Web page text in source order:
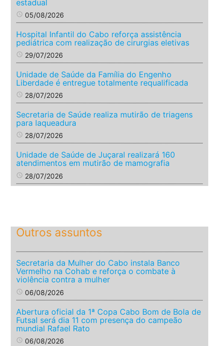
estadual
access_time 05/08/2026
Hospital Infantil do Cabo reforça assistência
pediátrica com realização de cirurgias eletivas
access_time 29/07/2026
Unidade de Saúde da Família do Engenho
Liberdade é entregue totalmente requalificada
access_time 28/07/2026
Secretaria de Saúde realiza mutirão de triagens
para laqueadura
access_time 28/07/2026
Unidade de Saúde de Juçaral realizará 160
atendimentos em mutirão de mamografia
access_time 28/07/2026
Outros assuntos
Secretaria da Mulher do Cabo instala Banco
Vermelho na Cohab e reforça o combate à
violência contra a mulher
access_time 06/08/2026
Abertura oficial da 1ª Copa Cabo Bom de Bola de
Futsal será dia 11 com presença do campeão
mundial Rafael Rato
access_time 06/08/2026